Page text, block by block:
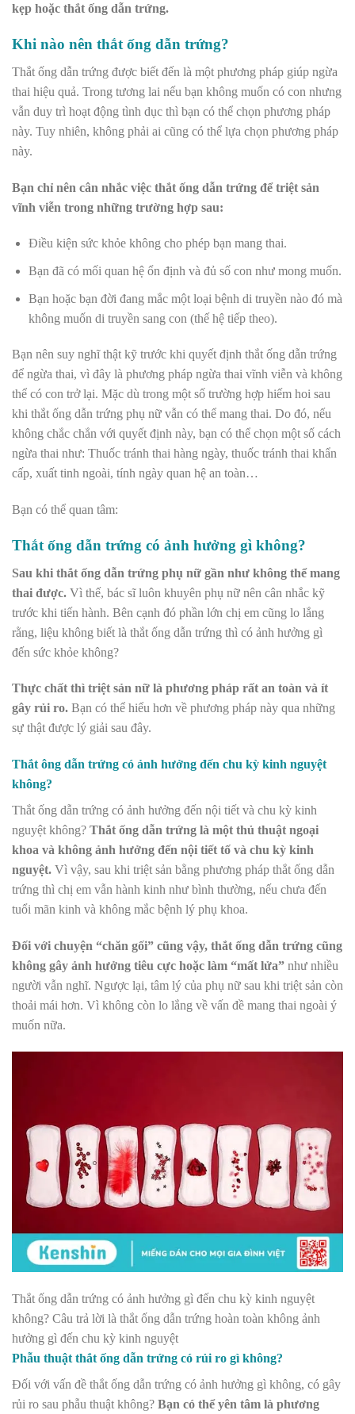
kẹp hoặc thắt ống dẫn trứng.
Khi nào nên thắt ống dẫn trứng?
Thắt ống dẫn trứng được biết đến là một phương pháp giúp ngừa
thai hiệu quả. Trong tương lai nếu bạn không muốn có con nhưng
vẫn duy trì hoạt động tình dục thì bạn có thể chọn phương pháp
này. Tuy nhiên, không phải ai cũng có thể lựa chọn phương pháp
này.
Bạn chỉ nên cân nhắc việc thắt ống dẫn trứng để triệt sản
vĩnh viễn trong những trường hợp sau:
Điều kiện sức khỏe không cho phép bạn mang thai.
Bạn đã có mối quan hệ ổn định và đủ số con như mong muốn.
Bạn hoặc bạn đời đang mắc một loại bệnh di truyền nào đó mà
không muốn di truyền sang con (thế hệ tiếp theo).
Bạn nên suy nghĩ thật kỹ trước khi quyết định thắt ống dẫn trứng
để ngừa thai, vì đây là phương pháp ngừa thai vĩnh viễn và không
thể có con trở lại. Mặc dù trong một số trường hợp hiếm hoi sau
khi thắt ống dẫn trứng phụ nữ vẫn có thể mang thai. Do đó, nếu
không chắc chắn với quyết định này, bạn có thể chọn một số cách
ngừa thai như: Thuốc tránh thai hàng ngày, thuốc tránh thai khẩn
cấp, xuất tinh ngoài, tính ngày quan hệ an toàn…
Bạn có thể quan tâm:
Thắt ống dẫn trứng có ảnh hưởng gì không?
Sau khi thắt ống dẫn trứng phụ nữ gần như không thể mang
thai được. Vì thế, bác sĩ luôn khuyên phụ nữ nên cân nhắc kỹ
trước khi tiến hành. Bên cạnh đó phần lớn chị em cũng lo lắng
rằng, liệu không biết là thắt ống dẫn trứng thì có ảnh hưởng gì
đến sức khỏe không?
Thực chất thì triệt sản nữ là phương pháp rất an toàn và ít
gây rủi ro. Bạn có thể hiểu hơn về phương pháp này qua những
sự thật được lý giải sau đây.
Thắt ông dẫn trứng có ảnh hưởng đến chu kỳ kinh nguyệt
không?
Thắt ống dẫn trứng có ảnh hưởng đến nội tiết và chu kỳ kinh
nguyệt không? Thắt ống dẫn trứng là một thủ thuật ngoại
khoa và không ảnh hưởng đến nội tiết tố và chu kỳ kinh
nguyệt. Vì vậy, sau khi triệt sản bằng phương pháp thắt ống dẫn
trứng thì chị em vẫn hành kinh như bình thường, nếu chưa đến
tuổi mãn kinh và không mắc bệnh lý phụ khoa.
Đối với chuyện “chăn gối” cũng vậy, thắt ống dẫn trứng cũng
không gây ảnh hưởng tiêu cực hoặc làm “mất lửa” như nhiều
người vẫn nghĩ. Ngược lại, tâm lý của phụ nữ sau khi triệt sản còn
thoải mái hơn. Vì không còn lo lắng về vấn đề mang thai ngoài ý
muốn nữa.
Thắt ống dẫn trứng có ảnh hưởng gì đến chu kỳ kinh nguyệt
không? Câu trả lời là thắt ống dẫn trứng hoàn toàn không ảnh
hưởng gì đến chu kỳ kinh nguyệt
Phẫu thuật thắt ống dẫn trứng có rủi ro gì không?
Đối với vấn đề thắt ống dẫn trứng có ảnh hưởng gì không, có gây
rủi ro sau phẫu thuật không? Bạn có thể yên tâm là phương